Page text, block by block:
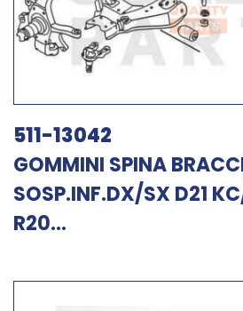
511-13042
GOMMINI SPINA
SOSP.INF.DX/SX D21
R20...